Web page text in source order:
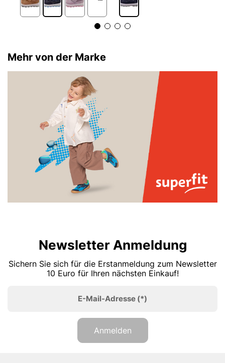
Mehr von der Marke
Newsletter Anmeldung
Sichern Sie sich für die Erstanmeldung zum Newsletter
10 Euro für Ihren nächsten Einkauf!
E-Mail-Adresse (*)
Anmelden